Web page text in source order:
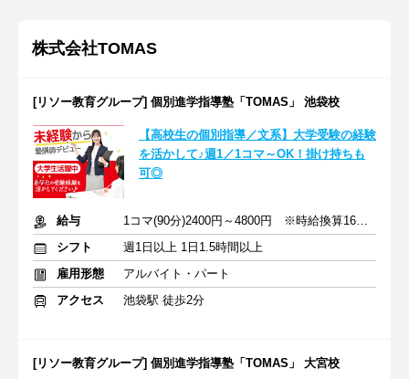
株式会社TOMAS
[リソー教育グループ] 個別進学指導塾「TOMAS」 池袋校
【高校生の個別指導／文系】大学受験の経験
を活かして♪週1／1コマ～OK！掛け持ちも
可◎
給与
1コマ(90分)2400円～4800円 ※時給換算1600円～3200円
シフト
週1日以上 1日1.5時間以上
雇用形態
アルバイト・パート
アクセス
池袋駅 徒歩2分
[リソー教育グループ] 個別進学指導塾「TOMAS」 大宮校